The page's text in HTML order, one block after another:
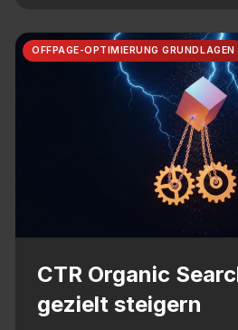
OFFPAGE-OPTIMIERUNG GRUNDLAGEN
CTR Organic
gezielt steigern